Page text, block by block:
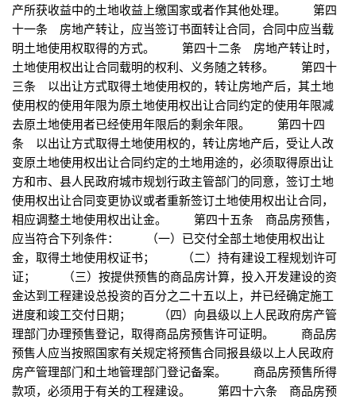
产所获收益中的土地收益上缴国家或者作其他处理。 第四
十一条 房地产转让，应当签订书面转让合同，合同中应当载
明土地使用权取得的方式。 第四十二条 房地产转让时，
土地使用权出让合同载明的权利、义务随之转移。 第四十
三条 以出让方式取得土地使用权的，转让房地产后，其土地
使用权的使用年限为原土地使用权出让合同约定的使用年限减
去原土地使用者已经使用年限后的剩余年限。 第四十四
条 以出让方式取得土地使用权的，转让房地产后，受让人改
变原土地使用权出让合同约定的土地用途的，必须取得原出让
方和市、县人民政府城市规划行政主管部门的同意，签订土地
使用权出让合同变更协议或者重新签订土地使用权出让合同，
相应调整土地使用权出让金。 第四十五条 商品房预售，
应当符合下列条件： （一）已交付全部土地使用权出让
金，取得土地使用权证书； （二）持有建设工程规划许可
证； （三）按提供预售的商品房计算，投入开发建设的资
金达到工程建设总投资的百分之二十五以上，并已经确定施工
进度和竣工交付日期； （四）向县级以上人民政府房产管
理部门办理预售登记，取得商品房预售许可证明。 商品房
预售人应当按照国家有关规定将预售合同报县级以上人民政府
房产管理部门和土地管理部门登记备案。 商品房预售所得
款项，必须用于有关的工程建设。 第四十六条 商品房预